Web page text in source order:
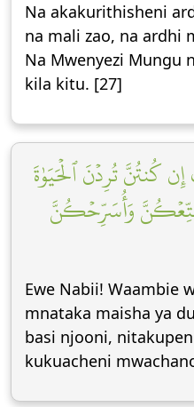
Na akakurithisheni
na mali zao, na ardhi
Na Mwenyezi Mungu
kila kitu. [27]
كُنتُنَّ تُرِدۡنَ ٱلۡحَيَوٰةَ
أُمَتِّعۡكُنَّ وَأُسَرِّحۡكُنَّ
Ewe Nabii! Waambie
mnataka maisha ya
basi njooni,
kukuacheni